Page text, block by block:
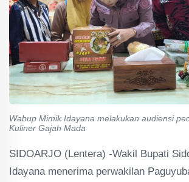
Wabup Mimik Idayana melakukan audiensi
Kuliner Gajah Mada
SIDOARJO (Lentera) -Wakil Bupati
Idayana menerima perwakilan